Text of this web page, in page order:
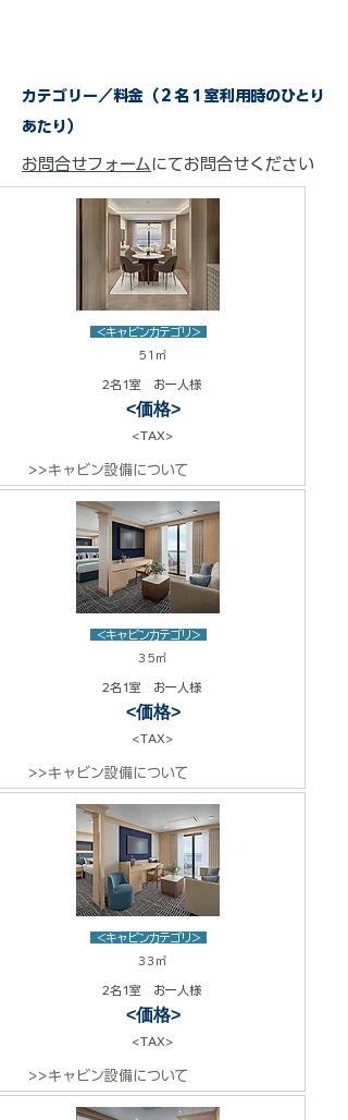
カテゴリー／料金（２名１室利用時のひとり
あたり）
お問合せフォームにてお問合せください
<キャビンカテゴリ>
51㎡
2名1室 お一人様
<価格>
<TAX>
>>キャビン設備について
<キャビンカテゴリ>
35㎡
2名1室 お一人様
<価格>
<TAX>
>>キャビン設備について
<キャビンカテゴリ>
33㎡
2名1室 お一人様
<価格>
<TAX>
>>キャビン設備について